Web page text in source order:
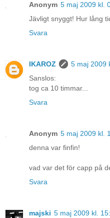
Anonym 5 maj 2009 kl.
Jävligt snyggt! Hur lång
Svara
IKAROZ
5 maj 2009
Sanslos:
tog ca 10 timmar...
Svara
Anonym 5 maj 2009 kl.
denna var finfin!
vad var det för capp på
Svara
majski 5 maj 2009 kl.